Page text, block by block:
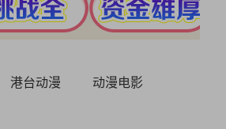
港台动漫 动漫电影